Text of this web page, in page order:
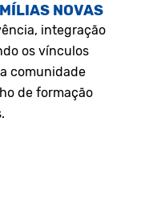
NOVAS
integração
os vínculos
comunidade
de formação